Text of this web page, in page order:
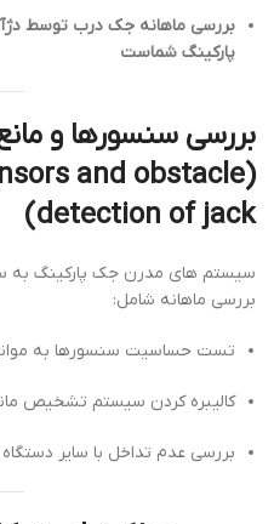
بررسی ماهانه جک درب توسط
پارکینگ شماست
بررسی سنسورها و
and obstacle
detection of jack)
سیستم های مدرن جک پارکینگ به
بررسی ماهانه شامل:
تست حساسیت سنسورها به
کالیبره کردن سیستم تشخیص
بررسی عدم تداخل با سایر